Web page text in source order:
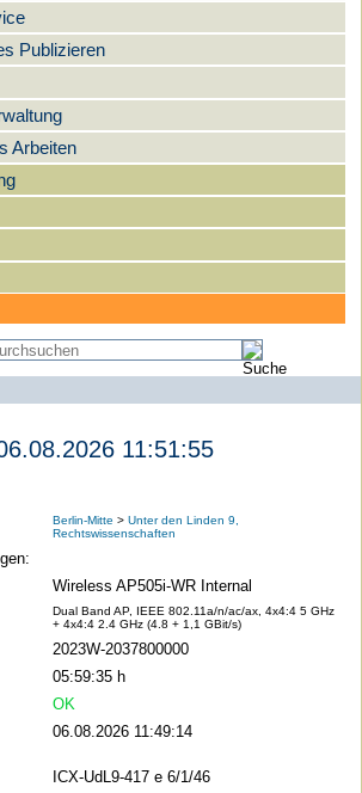
Publizieren
Arbeiten
menu
11:51:55
Berlin-Mitte >Unter den Linden 9,
Rechtswissenschaften
Wireless AP505i-WR Internal
Dual Band AP, IEEE 802.11a/n/ac/ax, 4x4:4 5 GHz
+ 4x4:4 2.4 GHz (4.8 + 1,1 GBit/s)
2023W-2037800000
05:59:35 h
OK
06.08.2026 11:49:14
ICX-UdL9-417 e 6/1/46